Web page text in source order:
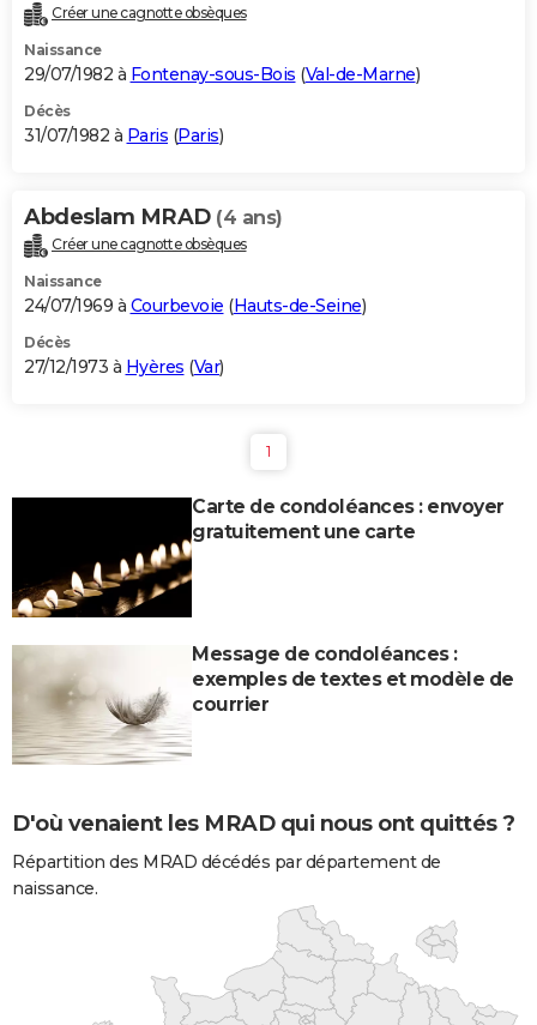
Créer une cagnotte obsèques
Naissance
29/07/1982 à Fontenay-sous-Bois (Val-de-Marne)
Décès
31/07/1982 à Paris (Paris)
Abdeslam MRAD (4 ans)
Créer une cagnotte obsèques
Naissance
24/07/1969 à Courbevoie (Hauts-de-Seine)
Décès
27/12/1973 à Hyères (Var)
1
Carte de condoléances : envoyer
gratuitement une carte
Message de condoléances :
exemples de textes et modèle de
courrier
D'où venaient les MRAD qui nous ont quittés ?
Répartition des MRAD décédés par département de
naissance.